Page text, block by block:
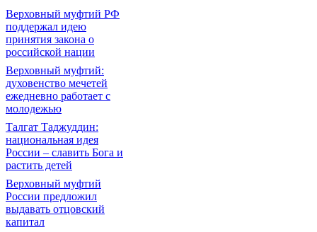
Верховный муфтий РФ
поддержал идею
принятия закона о
российской нации
Верховный муфтий:
духовенство мечетей
ежедневно работает с
молодежью
Талгат Таджуддин:
национальная идея
России – славить Бога и
растить детей
Верховный муфтий
России предложил
выдавать отцовский
капитал